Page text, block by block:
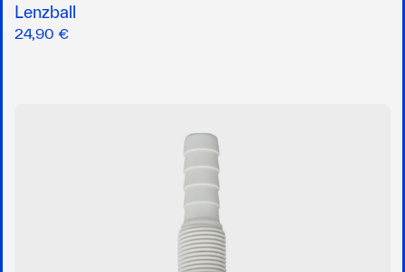
Lenzball
24,90 €